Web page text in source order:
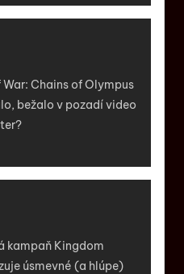
Chains of Olympus
bežalo v pozadí video
kampaň Kingdom
úsmevné (a hlúpe)